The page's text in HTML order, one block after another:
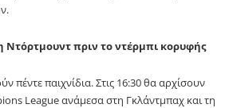
Ντόρτμουντ πριν το ντέρμπι κορυφής
πέντε παιχνίδια. Στις 16:30 θα αρχίσουν
Leagueανάμεσα στη Γκλάντμπαχ και τη